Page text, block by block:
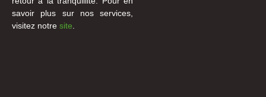
savoir plus sur nos services,
visitez notre site